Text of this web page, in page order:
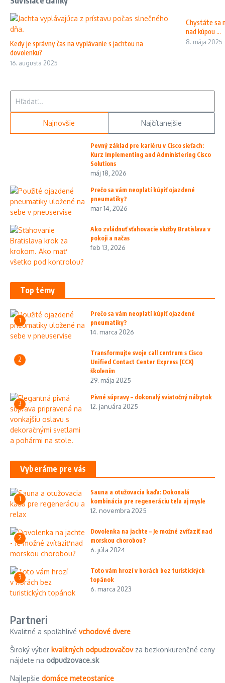
Kedy je správny čas na vyplávanie s jachtou na
dovolenku?
16. augusta 2025
Chystáte sa
nad kúpou ...
8. mája 2025
Najnovšie Najčítanejšie
Pevný základ pre kariéru v Cisco sieťach:
Kurz Implementing and Administering Cisco
Solutions
máj 18, 2026
Prečo sa vám neoplatí kúpiť ojazdené
pneumatiky?
mar 14, 2026
Ako zvládnuť sťahovacie služby Bratislava v
pokoji a načas
feb 13, 2026
Top témy
1
Prečo sa vám neoplatí kúpiť ojazdené
pneumatiky?
14. marca 2026
2
Transformujte svoje call centrum s Cisco
Unified Contact Center Express (CCX)
školením
29. mája 2025
3
Pivné súpravy – dokonalý sviatočný nábytok
12. januára 2025
Vyberáme pre vás
1
Sauna a otužovacia kaďa: Dokonalá
kombinácia pre regeneráciu tela aj mysle
12. novembra 2025
2
Dovolenka na jachte – Je možné zvíťaziť nad
morskou chorobou?
6. júla 2024
3
Toto vám hrozí v horách bez turistických
topánok
6. marca 2023
Partneri
Kvalitné a spoľahlivé vchodové dvere
Široký výber kvalitných odpudzovačovza bezkonkurenčné ceny
nájdete na odpudzovace.sk
Najlepšie domáce meteostanice